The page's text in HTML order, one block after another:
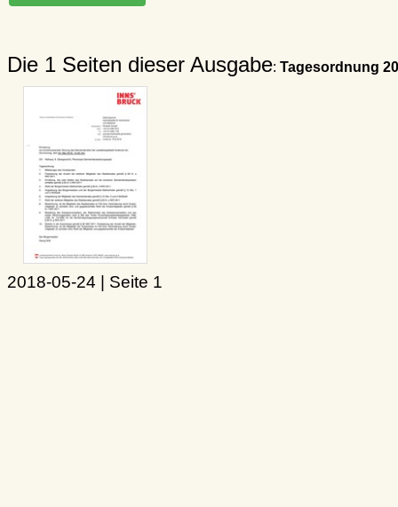
Die 1 Seiten dieser Ausgabe: Tagesordnung
2018-05-24 | Seite 1